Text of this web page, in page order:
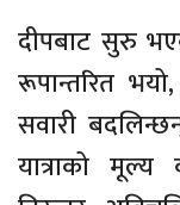
दीपबाट सुरु
रूपान्तरित
सवारी
यात्राको